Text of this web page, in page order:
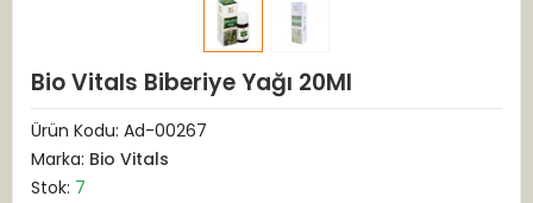
Bio Vitals Biberiye Yağı 20Ml
Ürün Kodu: Ad-00267
Marka: Bio Vitals
Stok: 7